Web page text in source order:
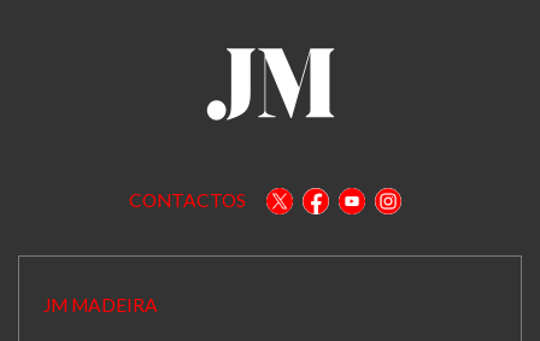
CONTACTOS
JM MADEIRA